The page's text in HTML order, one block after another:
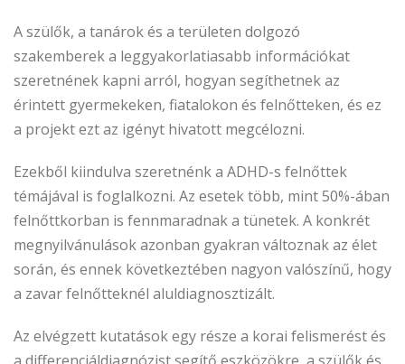
A szülők, a tanárok és a területen dolgozó
szakemberek a leggyakorlatiasabb információkat
szeretnének kapni arról, hogyan segíthetnek az
érintett gyermekeken, fiatalokon és felnőtteken, és ez
a projekt ezt az igényt hivatott megcélozni.
Ezekből kiindulva szeretnénk a ADHD-s felnőttek
témájával is foglalkozni. Az esetek több, mint 50%-ában
felnőttkorban is fennmaradnak a tünetek. A konkrét
megnyilvánulások azonban gyakran változnak az élet
során, és ennek következtében nagyon valószínű, hogy
a zavar felnőtteknél aluldiagnosztizált.
Az elvégzett kutatások egy része a korai felismerést és